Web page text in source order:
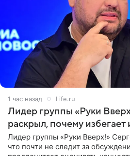
1 час назад Life.ru
Лидер группы «Руки
раскрыл, почему избегает
Лидер группы «Руки Вверх!»
что почти не следит за